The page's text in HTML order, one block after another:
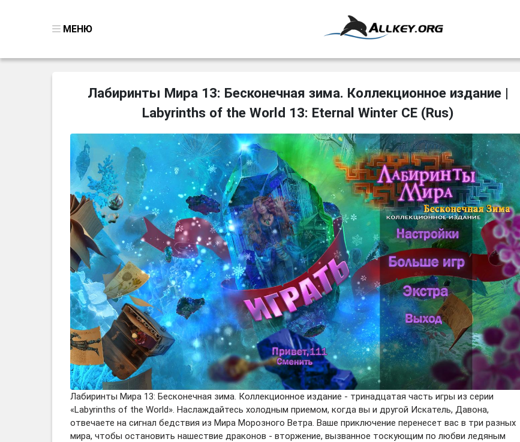
МЕНЮ
ПОИСК ПРЕДМЕТОВ
БИЗНЕС
ТРИ-В-РЯД
СТРАТЕГИИ
СТРЕЛЯЛКИ
КВЕСТ
КАК СКАЧАТЬ
НОВОСТИ
Лабиринты Мира 13: Бесконечная зима. Коллекционное издание |
Labyrinths of the World 13: Eternal Winter CE (Rus)
Лабиринты Мира 13: Бесконечная зима. Коллекционное издание - тринадцатая часть игры из серии
«Labyrinths of the World». Наслаждайтесь холодным приемом, когда вы и другой Искатель, Давона,
отвечаете на сигнал бедствия из Мира Морозного Ветра. Ваше приключение перенесет вас в три разных
мира, чтобы остановить нашествие драконов - вторжение, вызванное тоскующим по любви ледяным